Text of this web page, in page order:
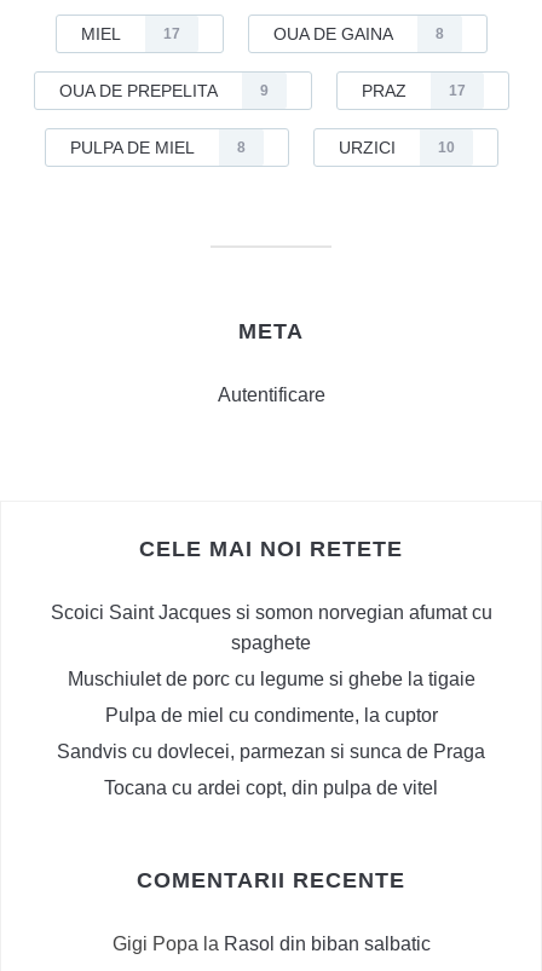
MIEL 17 OUA DE GAINA 8
OUA DE PREPELITA 9 PRAZ 17
PULPA DE MIEL 8 URZICI 10
META
Autentificare
CELE MAI NOI RETETE
Scoici Saint Jacques si somon norvegian afumat cu
spaghete
Muschiulet de porc cu legume si ghebe la tigaie
Pulpa de miel cu condimente, la cuptor
Sandvis cu dovlecei, parmezan si sunca de Praga
Tocana cu ardei copt, din pulpa de vitel
COMENTARII RECENTE
Gigi Popa la Rasol din biban salbatic